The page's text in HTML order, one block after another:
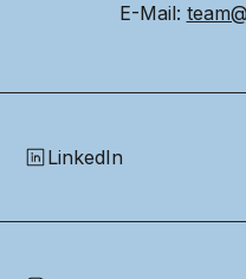
E-Mail:
LinkedIn